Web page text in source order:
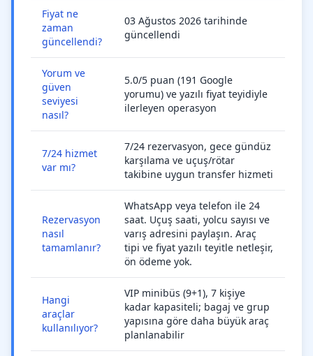
Fiyat ne
zaman
güncellendi?
03 Ağustos 2026 tarihinde
güncellendi
Yorum ve
güven
seviyesi
nasıl?
5.0/5 puan (191 Google
yorumu) ve yazılı fiyat teyidiyle
ilerleyen operasyon
7/24 hizmet
var mı?
7/24 rezervasyon, gece gündüz
karşılama ve uçuş/rötar
takibine uygun transfer hizmeti
Rezervasyon
nasıl
tamamlanır?
WhatsApp veya telefon ile 24
saat. Uçuş saati, yolcu sayısı ve
varış adresini paylaşın. Araç
tipi ve fiyat yazılı teyitle netleşir,
ön ödeme yok.
Hangi
araçlar
kullanılıyor?
VIP minibüs (9+1), 7 kişiye
kadar kapasiteli; bagaj ve grup
yapısına göre daha büyük araç
planlanabilir